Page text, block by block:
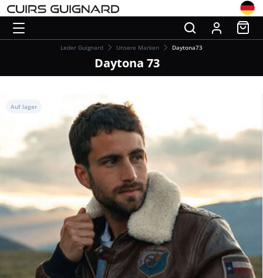
Leder Guignard Unsere Marken Daytona73
Daytona 73
Auf lager